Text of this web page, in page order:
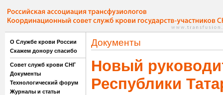
О Службе крови России
Скажем донору спасибо
Совет служб крови СНГ
Документы
Технологический форум
Журналы и статьи
Документы
Новый
Республики